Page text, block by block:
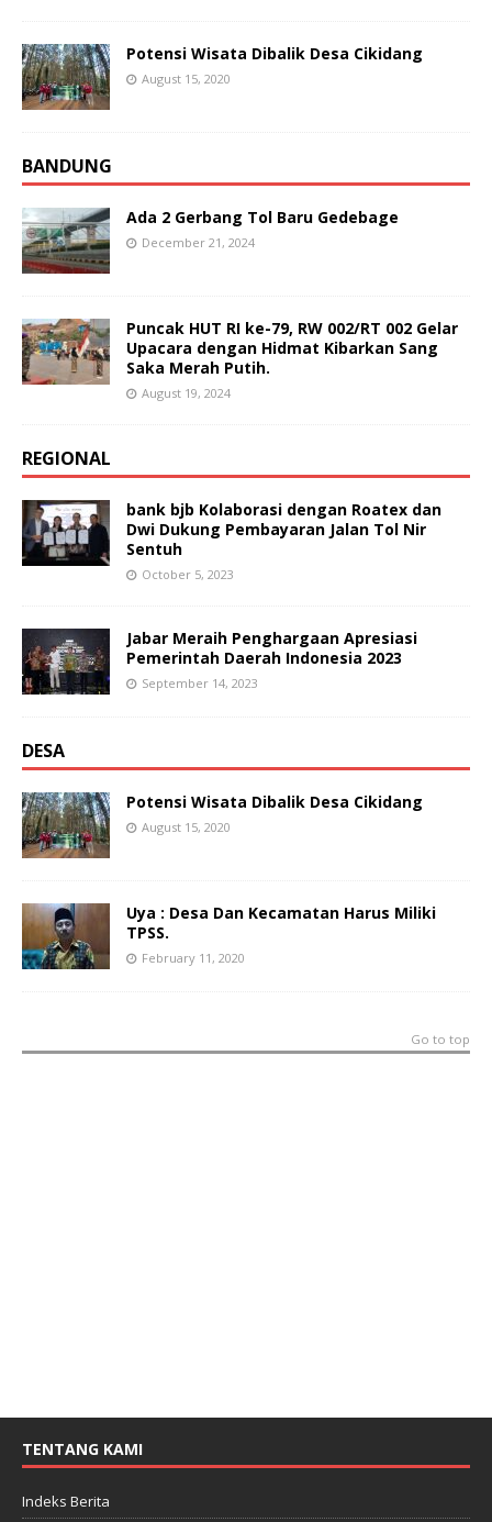
Potensi Wisata Dibalik Desa Cikidang
August 15, 2020
BANDUNG
Ada 2 Gerbang Tol Baru Gedebage
December 21, 2024
Puncak HUT RI ke-79, RW 002/RT 002 Gelar
Upacara dengan Hidmat Kibarkan Sang
Saka Merah Putih.
August 19, 2024
REGIONAL
bank bjb Kolaborasi dengan Roatex dan
Dwi Dukung Pembayaran Jalan Tol Nir
Sentuh
October 5, 2023
Jabar Meraih Penghargaan Apresiasi
Pemerintah Daerah Indonesia 2023
September 14, 2023
DESA
Potensi Wisata Dibalik Desa Cikidang
August 15, 2020
Uya : Desa Dan Kecamatan Harus Miliki
TPSS.
February 11, 2020
Go to top
TENTANG KAMI
Indeks Berita